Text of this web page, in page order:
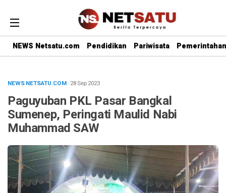
NEWS Netsatu.com Pendidikan Pariwisata Pemerintahan
NEWS NETSATU.COM· 28 Sep 2023
Paguyuban PKL Pasar Bangkal
Sumenep, Peringati Maulid Nabi
Muhammad SAW